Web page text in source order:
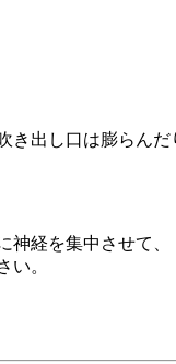
出し口は膨らんだ
経を集中させて
い。